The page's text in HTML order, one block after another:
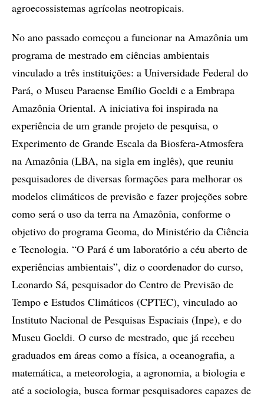
agroecossistemas agrícolas neotropicais.
No ano passado começou a funcionar na Amazônia um
programa de mestrado em ciências ambientais
vinculado a três instituições: a Universidade Federal do
Pará, o Museu Paraense Emílio Goeldi e a Embrapa
Amazônia Oriental. A iniciativa foi inspirada na
experiência de um grande projeto de pesquisa, o
Experimento de Grande Escala da Biosfera-Atmosfera
na Amazônia (LBA, na sigla em inglês), que reuniu
pesquisadores de diversas formações para melhorar os
modelos climáticos de previsão e fazer projeções sobre
como será o uso da terra na Amazônia, conforme o
objetivo do programa Geoma, do Ministério da Ciência
e Tecnologia. “O Pará é um laboratório a céu aberto de
experiências ambientais”, diz o coordenador do curso,
Leonardo Sá, pesquisador do Centro de Previsão de
Tempo e Estudos Climáticos (CPTEC), vinculado ao
Instituto Nacional de Pesquisas Espaciais (Inpe), e do
Museu Goeldi. O curso de mestrado, que já recebeu
graduados em áreas como a física, a oceanografia, a
matemática, a meteorologia, a agronomia, a biologia e
até a sociologia, busca formar pesquisadores capazes de